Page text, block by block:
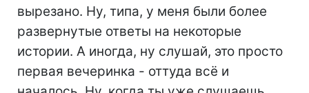
вырезано. Ну, типа, у меня были более
развернутые ответы на некоторые
истории. А иногда, ну слушай, это просто
первая вечеринка - оттуда всё и